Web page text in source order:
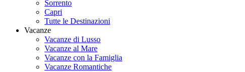
Sorrento
Capri
Tutte le Destinazioni
Vacanze
Vacanze di Lusso
Vacanze al Mare
Vacanze con la Famiglia
Vacanze Romantiche